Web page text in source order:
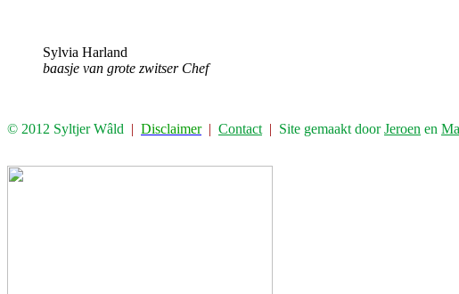
Sylvia Harland
baasje van grote zwitser Chef
© 2012 Syltjer Wâld | Disclaimer | Contact | Site gemaakt doorJeroen en